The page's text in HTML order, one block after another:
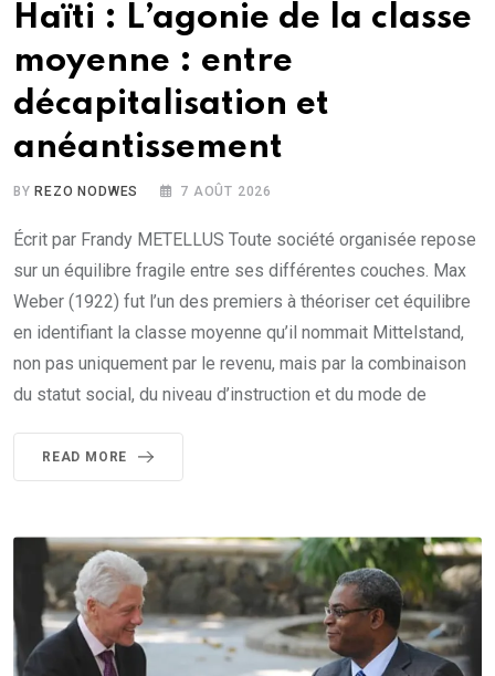
Haïti : L’agonie de la classe
moyenne : entre
décapitalisation et
anéantissement
BY REZO NODWES 7 AOÛT 2026
Écrit par Frandy METELLUS Toute société organisée repose
sur un équilibre fragile entre ses différentes couches. Max
Weber (1922) fut l’un des premiers à théoriser cet équilibre
en identifiant la classe moyenne qu’il nommait Mittelstand,
non pas uniquement par le revenu, mais par la combinaison
du statut social, du niveau d’instruction et du mode de
READ MORE